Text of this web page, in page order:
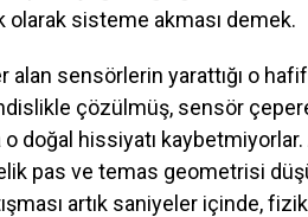
olarak sisteme akması demek.
sensörlerin yarattığı o hafif
çözülmüş, sensör
o doğal hissiyatı kaybetmiyorlar.
pas ve temas geometrisi
artık saniyeler içinde,